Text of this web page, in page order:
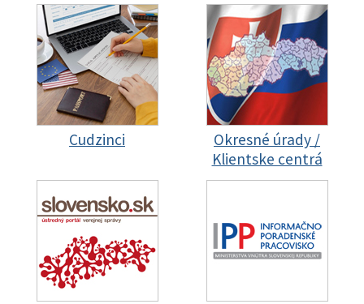
Cudzinci
Okresné úrady /
Klientske centrá